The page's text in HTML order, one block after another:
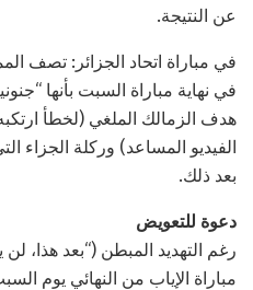
عن النتيجة.
في مباراة اتحاد الجزائر: تصف
في نهاية مباراة السبت بأنها
هدف الزمالك الملغي (لخطأ
الفيديو المساعد) وركلة الجزاء
بعد ذلك.
دعوة للتعويض
رغم التهديد المبطن (“بعد هذا،